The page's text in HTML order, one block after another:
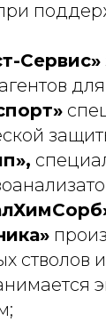
Сервис»
стволов